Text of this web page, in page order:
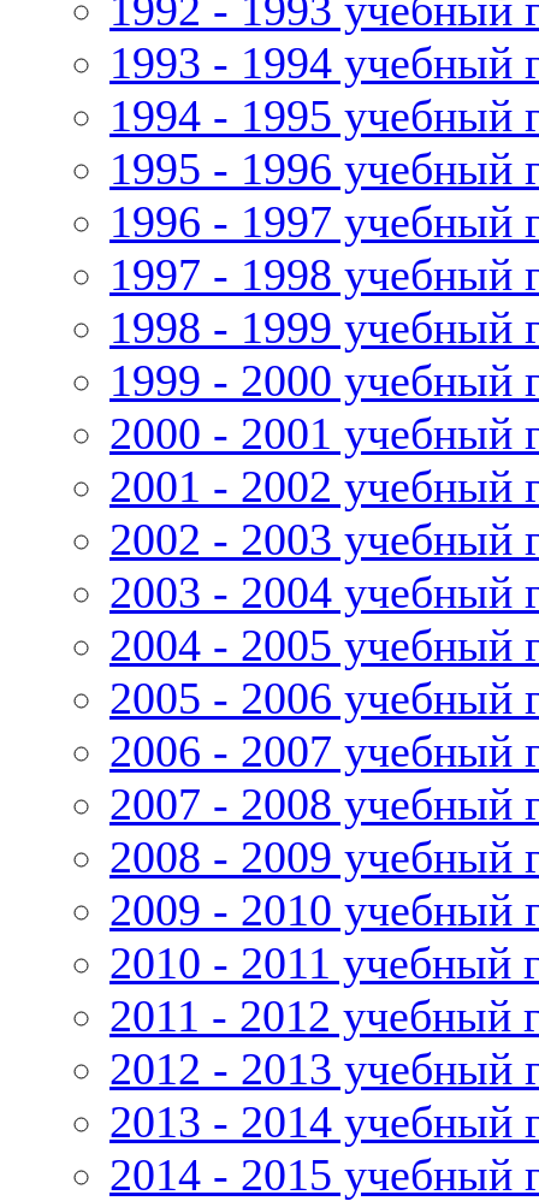
1993 - 1994 учебный
1994 - 1995 учебный
1995 - 1996 учебный
1996 - 1997 учебный
1997 - 1998 учебный
1998 - 1999 учебный
1999 - 2000 учебный
2000 - 2001 учебный
2001 - 2002 учебный
2002 - 2003 учебный
2003 - 2004 учебный
2004 - 2005 учебный
2005 - 2006 учебный
2006 - 2007 учебный
2007 - 2008 учебный
2008 - 2009 учебный
2009 - 2010 учебный
2010 - 2011 учебный
2011 - 2012 учебный
2012 - 2013 учебный
2013 - 2014 учебный
2014 - 2015 учебный